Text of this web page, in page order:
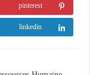
pinterest
linkedin